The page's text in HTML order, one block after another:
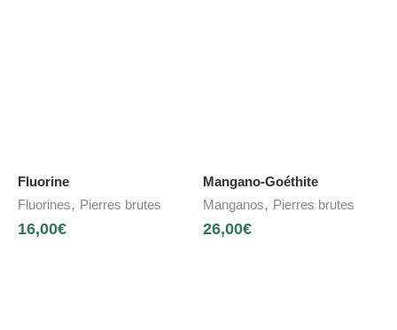
Fluorine
Fluorines, Pierres brutes
16,00€
Mangano-Goéthite
Manganos, Pierres brutes
26,00€